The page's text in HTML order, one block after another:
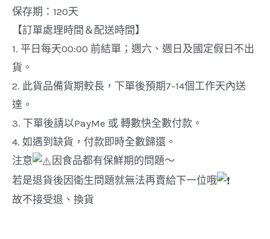
保存期：120天
【訂單處理時間＆配送時間】
1. 平日每天00:00 前結單；週六、週日及國定假日不出
貨。
2. 此貨品備貨期較長，下單後預期7-14個工作天內送
達。
3. 下單後請以PayMe 或 轉數快全數付款。
4. 如遇到缺貨，付款即時全數歸還。
注意
因食品都有保鮮期的問題～
若是退貨後因衛生問題就無法再賣給下一位哦
故不接受退、換貨